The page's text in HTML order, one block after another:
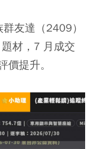
群友達（2409）
材，7 月成交
提升。